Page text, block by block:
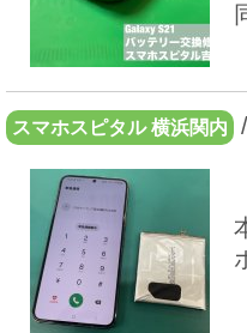
スマホスピタル 横浜関内 /